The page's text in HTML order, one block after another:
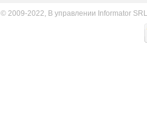
© 2009-2022, В управлении Informator SRL